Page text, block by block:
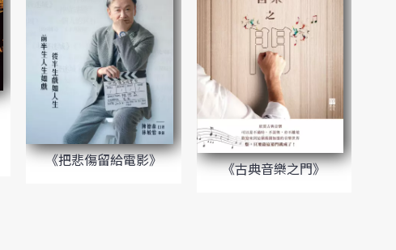
《把悲傷留給電影》 《古典音樂之門》